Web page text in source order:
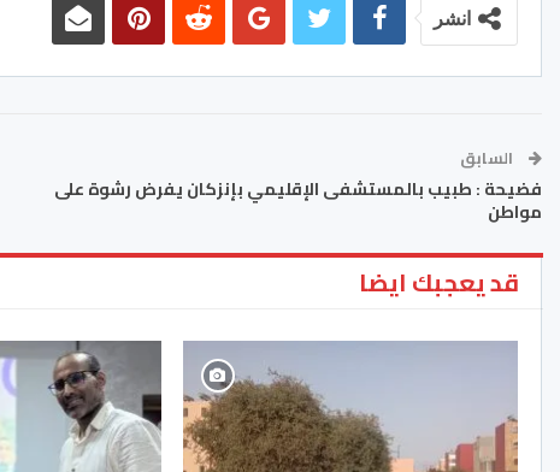
انشر
السابق
فضيحة : طبيب بالمستشفى الإقليمي بإنزكان يفرض رشوة على
مواطن
قد يعجبك ايضا